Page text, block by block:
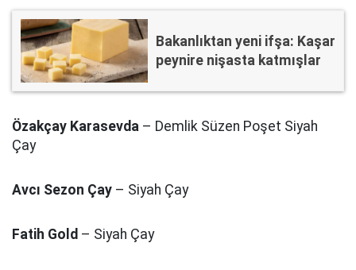
Bakanlıktan yeni ifşa: Kaşar
peynire nişasta katmışlar
Özakçay Karasevda – Demlik Süzen Poşet Siyah
Çay
Avcı Sezon Çay – Siyah Çay
Fatih Gold – Siyah Çay